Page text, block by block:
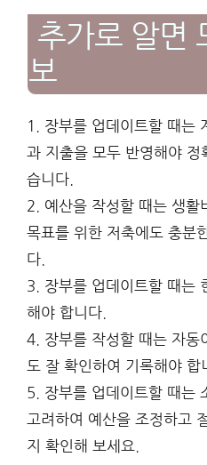
추가로 알면
보
1. 장부를 업데이트할 때는
과 지출을 모두 반영해야 정
습니다.
2. 예산을 작성할 때는 생활
목표를 위한 저축에도 충분
다.
3. 장부를 업데이트할 때는
해야 합니다.
4. 장부를 작성할 때는 자동
도 잘 확인하여 기록해야 합
5. 장부를 업데이트할 때는
고려하여 예산을 조정하고
지 확인해 보세요.